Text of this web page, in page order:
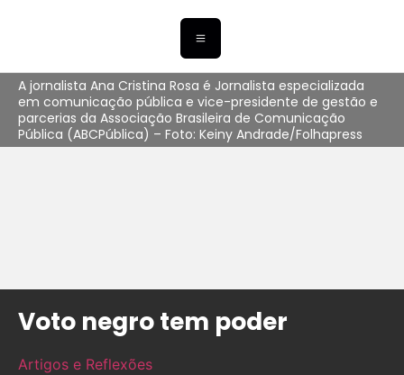
A jornalista Ana Cristina Rosa é Jornalista especializada
em comunicação pública e vice-presidente de gestão e
parcerias da Associação Brasileira de Comunicação
Pública (ABCPública) – Foto: Keiny Andrade/Folhapress
Voto negro tem poder
Artigos e Reflexões